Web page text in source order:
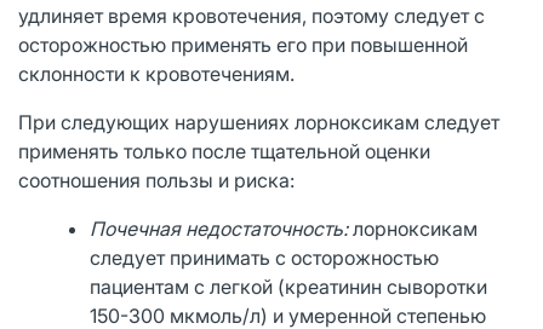
удлиняет время кровотечения, поэтому следует с
осторожностью применять его при повышенной
склонности к кровотечениям.
При следующих нарушениях лорноксикам следует
применять только после тщательной оценки
соотношения пользы и риска:
Почечная недостаточность:лорноксикам
следует принимать с осторожностью
пациентам с легкой (креатинин сыворотки
150-300 мкмоль/л) и умеренной степенью